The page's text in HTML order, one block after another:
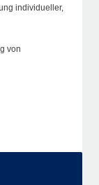
individueller,
von